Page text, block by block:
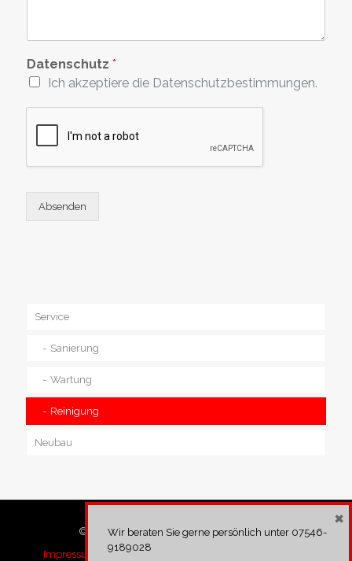
Datenschutz *
Ich akzeptiere die Datenschutzbestimmungen.
Absenden
Service
Sanierung
Wartung
Reinigung
Neubau
© 2020 IPS GmbH, info@ips-parking.com
Impressum
Datenschutzerklärung
Wir beraten Sie gerne persönlich unter 07546-
9189028
×